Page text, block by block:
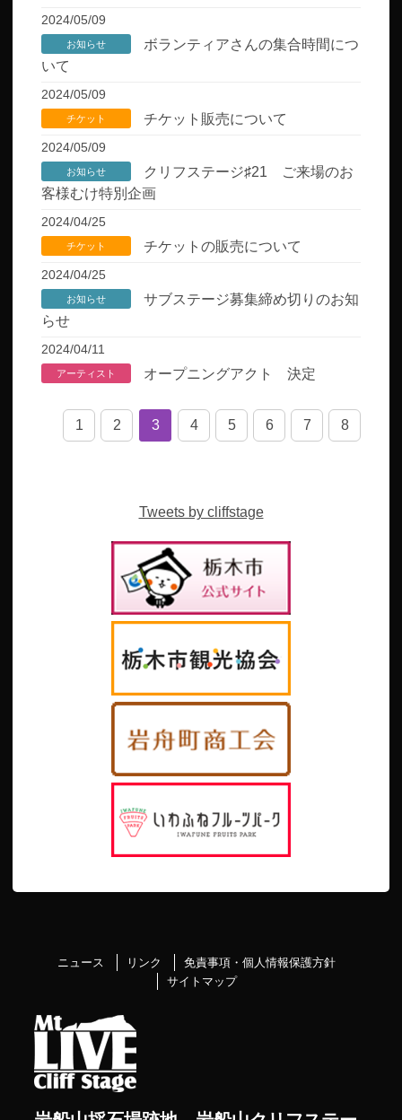
2024/05/09
お知らせ
ボランティアさんの集合時間につ
いて
2024/05/09
チケット チケット販売について
2024/05/09
お知らせ
クリフステージ♯21 ご来場のお
客様むけ特別企画
2024/04/25
チケット チケットの販売について
2024/04/25
お知らせ
サブステージ募集締め切りのお知
らせ
2024/04/11
アーティスト オープニングアクト 決定
1 2 3 4 5 6 7 8
Tweets by cliffstage
ニュース リンク
免責事項・個人情報保護方針
サイトマップ